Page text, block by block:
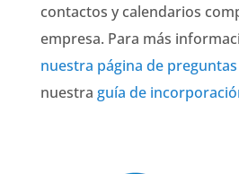
contactos y calendarios
empresa. Para más
nuestra página de
nuestra guía de